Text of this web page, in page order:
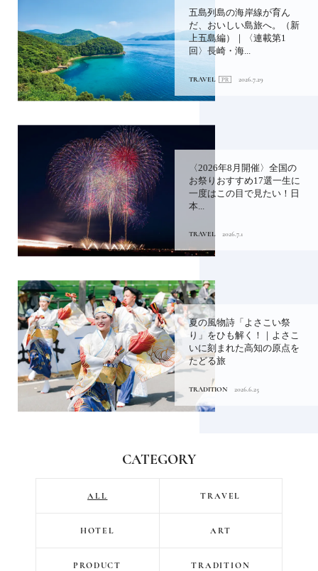
五島列島の海岸線が育ん
だ、おいしい島旅へ。（新
上五島編）｜〈連載第1
回〉長崎・海...
TRAVEL 2026.7.29
〈2026年8月開催〉全国の
お祭りおすすめ17選一生に
一度はこの目で見たい！日
本...
TRAVEL 2026.7.1
夏の風物詩「よさこい祭
り」をひも解く！｜よさこ
いに刻まれた高知の原点を
たどる旅
TRADITION 2026.6.25
CATEGORY
ALL TRAVEL
HOTEL ART
PRODUCT TRADITION